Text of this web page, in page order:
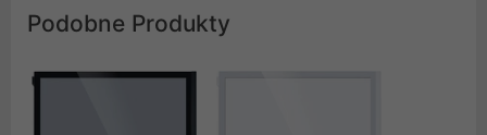
Podobne Produkty